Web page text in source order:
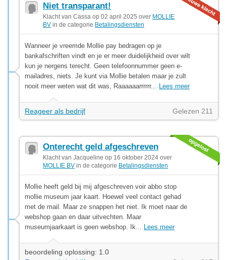
Niet transparant!
Klacht van Cassa op 02 april 2025 over MOLLIE
BV in de categorie Betalingsdiensten
Wanneer je vreemde Mollie pay bedragen op je
bankafschriften vindt en je er meer duidelijkheid over wilt
kun je nergens terecht. Geen telefoonnummer geen e-
mailadres, niets. Je kunt via Mollie betalen maar je zult
nooit meer weten wat dit was, Raaaaaarrrrrr... Lees meer
Reageer als bedrijf Gelezen 211
Onterecht geld afgeschreven
Klacht van Jacqueline op 16 oktober 2024 over
MOLLIE BV in de categorie Betalingsdiensten
Mollie heeft geld bij mij afgeschreven voir abbo stop
mollie museum jaar kaart. Hoewel veel contact gehad
met de mail. Maar ze snappen het niet. Ik moet naar de
webshop gaan en daar uitvechten. Maar
museumjaarkaart is geen webshop. Ik... Lees meer
beoordeling oplossing: 1.0